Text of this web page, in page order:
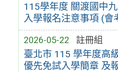
115學年度 關渡國中
入學報名注意事項 (會
2026-05-22 註冊組
臺北市 115 學年度高
優先免試入學簡章 及